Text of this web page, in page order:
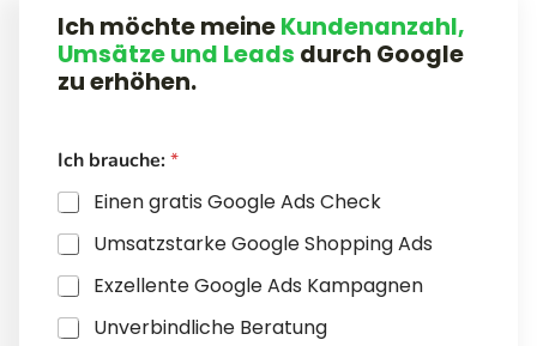
Ich möchte meineKundenanzahl,
Umsätze und Leads durch Google
zu erhöhen.
Ich brauche:*
Einen gratis Google Ads Check
Umsatzstarke Google Shopping Ads
Exzellente Google Ads Kampagnen
Unverbindliche Beratung